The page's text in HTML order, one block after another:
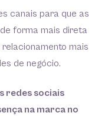
canais para que as
forma mais direta
mais
de negócio.
redes sociais
na marca no